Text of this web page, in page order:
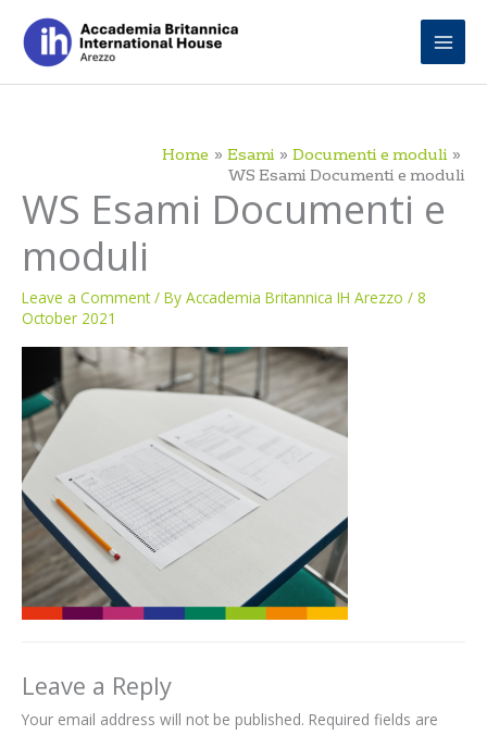
content
Home Esami
Documenti e moduli
WS Esami Documenti e moduli
WS Esami Documenti e
moduli
Leave a Comment / By Accademia Britannica IH Arezzo / 8
October 2021
Leave a Reply
Your email address will not be published. Required fields are